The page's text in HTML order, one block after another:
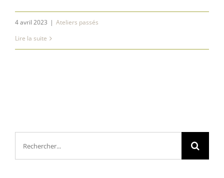
4 avril 2023 | Ateliers passés
Lire la suite